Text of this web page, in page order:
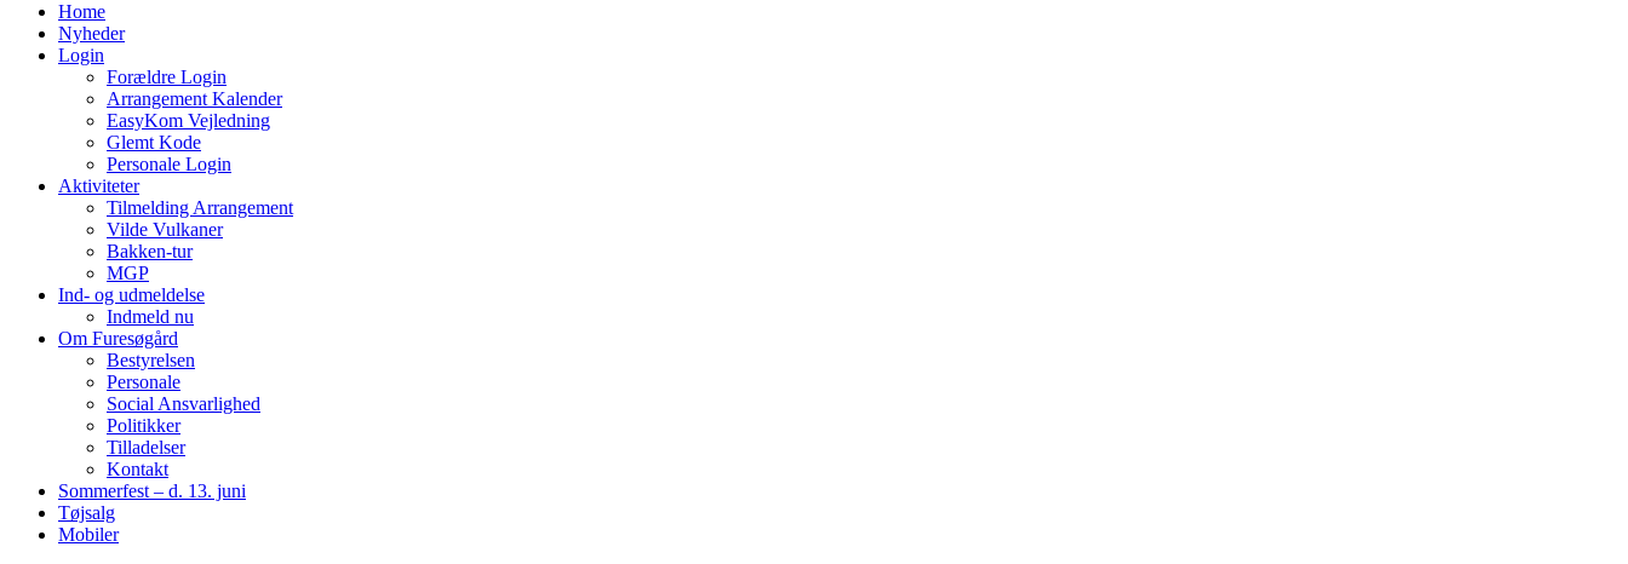
Home
Nyheder
Login
Forældre Login
Arrangement Kalender
EasyKom Vejledning
Glemt Kode
Personale Login
Aktiviteter
Tilmelding Arrangement
Vilde Vulkaner
Bakken-tur
MGP
Ind- og udmeldelse
Indmeld nu
Om Furesøgård
Bestyrelsen
Personale
Social Ansvarlighed
Politikker
Tilladelser
Kontakt
Sommerfest – d. 13. juni
Tøjsalg
Mobiler